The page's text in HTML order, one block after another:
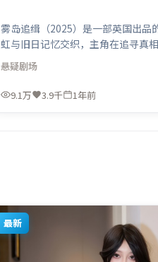
雾岛追缉（2025）是一部英国出品
虹与旧日记忆交织，主角在追寻真
高潮段落信息密度高，情绪释放与
家卫执导，杨幂、吴京、马东锡，
2025年2月17日（英国）在部分地
悬疑剧场
9.1万 3.9千 1年前
最新